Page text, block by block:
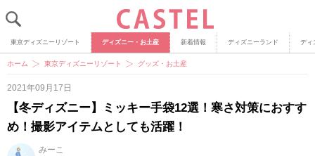
東京ディズニーリゾート ディズニー・お土産 新着情報 ディズニーランド ディ
ホーム 東京ディズニーリゾート グッズ・お土産
2021年09月17日
【冬ディズニー】ミッキー手袋12選！寒さ対策におすす
め！撮影アイテムとしても活躍！
みーこ